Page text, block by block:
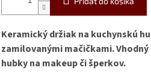
Keramický držiak na kuchynskú
zamilovanými mačičkami.
hubky na makeup či šperkov.